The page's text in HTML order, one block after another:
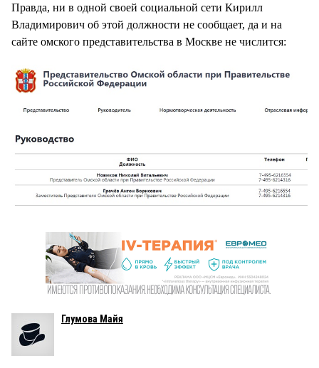
Правда, ни в одной своей социальной сети Кирилл
Владимирович об этой должности не сообщает, да и на
сайте омского представительства в Москве не числится:
Глумова Майя